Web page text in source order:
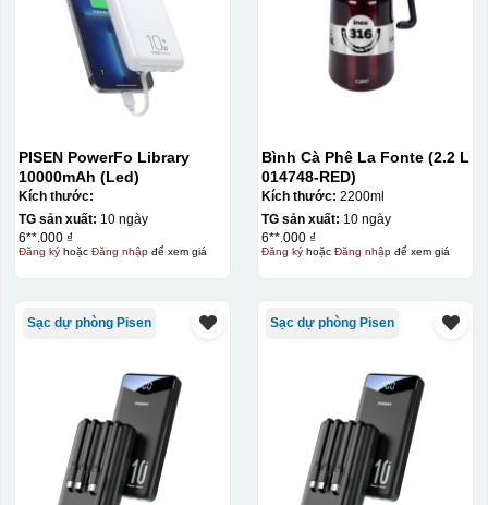
In lưới (silk screen printing) trong ngành quà tặng là kỹ
thuật in ấn sử dụng một tấm lưới được phủ hóa chất cảm
quang, trong đó hình ảnh cần in được phơi sáng tạo
thành khuôn. Mực in được đẩy qua các lỗ nhỏ trên lưới
bằng một thanh gạt (squeegee) để in lên bề mặt sản
PISEN PowerFo Library
10000mAh (Led)
Kích thước:
TG sản xuất: 10 ngày
6**.000 ₫
Đăng kýhoặc Đăng nhậpđể xem giá
Bình Cà Phê La Fonte (2.2 L
014748-RED)
Kích thước: 2200ml
TG sản xuất: 10 ngày
6**.000 ₫
Đăng kýhoặc Đăng nhậpđể xem giá
Sạc dự phòng Pisen Sạc dự phòng Pisen